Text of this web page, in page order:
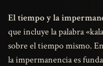
El tiempo y la
que incluye la palabra
sobre el tiempo mismo.
la impermanencia es